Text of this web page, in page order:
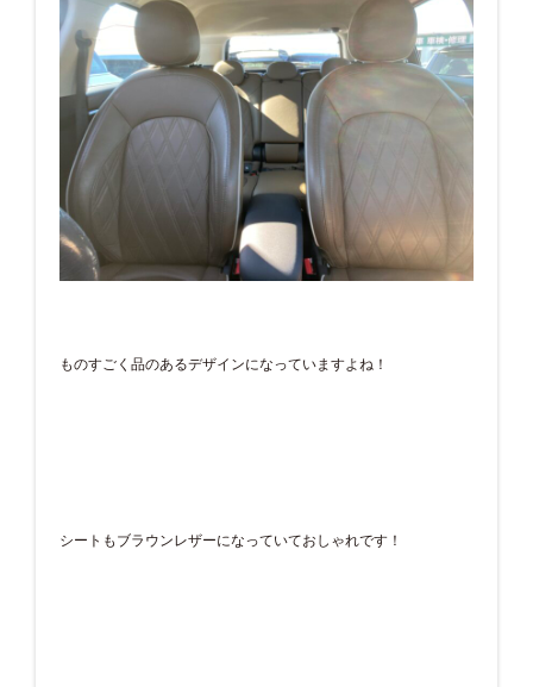
ものすごく品のあるデザインになっていますよね！
シートもブラウンレザーになっていておしゃれです！